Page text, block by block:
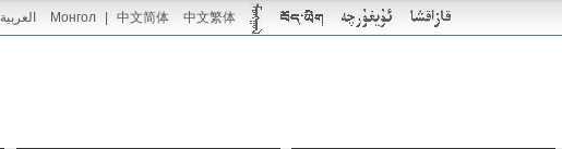
العربية Монгол 中文简体 中文繁体